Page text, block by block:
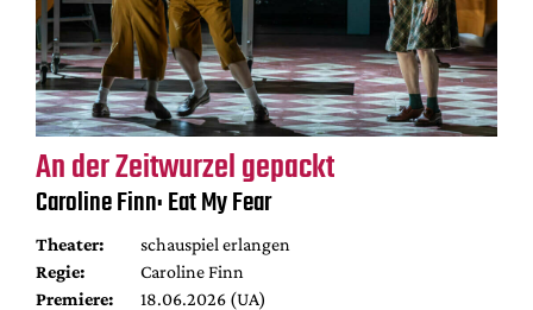
An der Zeitwurzel gepackt
Caroline Finn: Eat My Fear
Theater:
schauspiel erlangen
Regie:
Caroline Finn
Premiere:
18.06.2026 (UA)